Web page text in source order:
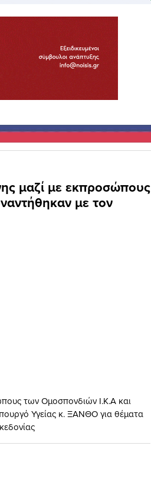
μαζί με εκπροσώπους
με τον
των Ομοσπονδιών Ι.Κ.Α και
Υγείας κ. ΞΑΝΘΟ για θέματα